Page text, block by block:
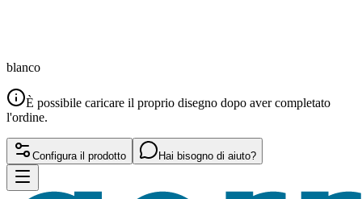
blanco
È possibile caricare il proprio disegno dopo aver completato
l'ordine.
Configura il prodotto Hai bisogno di aiuto?